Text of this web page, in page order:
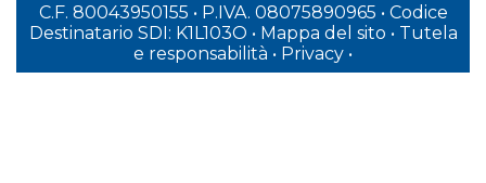
C.F. 80043950155 • P.IVA. 08075890965 • Codice
Destinatario SDI: K1L103O • Mappa del sito • Tutela
e responsabilità • Privacy •